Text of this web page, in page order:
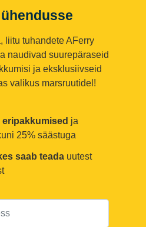
ühendusse
liitu tuhandete AFerry
naudivad suurepäraseid
ja eksklusiivseid
valikus marsruutidel!
ja
25% säästuga
saab teada uutest